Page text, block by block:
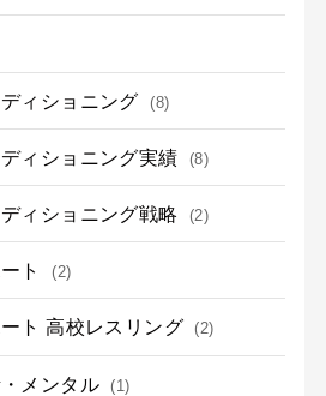
ィショニング (8)
ィショニング実績 (8)
ィショニング戦略 (2)
ト (2)
ト 高校レスリング (2)
メンタル (1)